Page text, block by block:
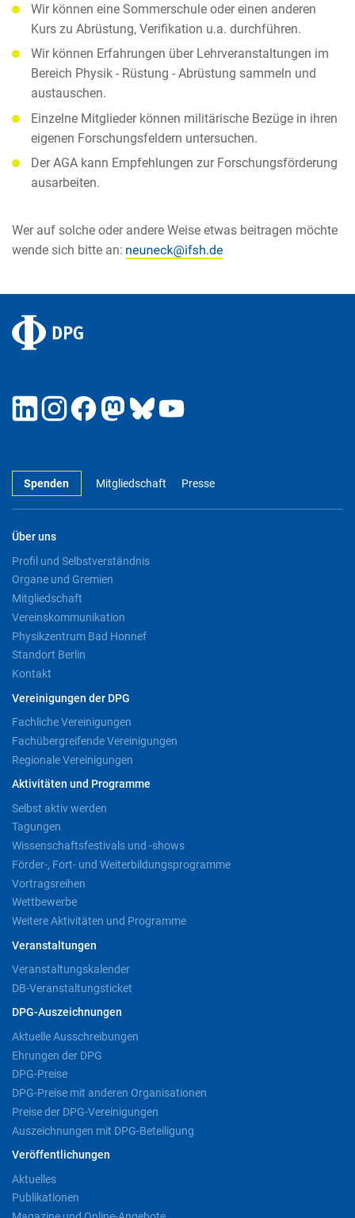
Wir können eine Sommerschule oder einen anderen
Kurs zu Abrüstung, Verifikation u.a. durchführen.
Wir können Erfahrungen über Lehrveranstaltungen im
Bereich Physik - Rüstung - Abrüstung sammeln und
austauschen.
Einzelne Mitglieder können militärische Bezüge in ihren
eigenen Forschungsfeldern untersuchen.
Der AGA kann Empfehlungen zur Forschungsförderung
ausarbeiten.
Wer auf solche oder andere Weise etwas beitragen möchte
wende sich bitte an:
Spenden Mitgliedschaft Presse
Über uns
Profil und Selbstverständnis
Organe und Gremien
Mitgliedschaft
Vereinskommunikation
Physikzentrum Bad Honnef
Standort Berlin
Kontakt
Vereinigungen der DPG
Fachliche Vereinigungen
Fachübergreifende Vereinigungen
Regionale Vereinigungen
Aktivitäten und Programme
Selbst aktiv werden
Tagungen
Wissenschaftsfestivals und -shows
Förder-, Fort- und Weiterbildungsprogramme
Vortragsreihen
Wettbewerbe
Weitere Aktivitäten und Programme
Veranstaltungen
Veranstaltungskalender
DB-Veranstaltungsticket
DPG-Auszeichnungen
Aktuelle Ausschreibungen
Ehrungen der DPG
DPG-Preise
DPG-Preise mit anderen Organisationen
Preise der DPG-Vereinigungen
Auszeichnungen mit DPG-Beteiligung
Veröffentlichungen
Aktuelles
Publikationen